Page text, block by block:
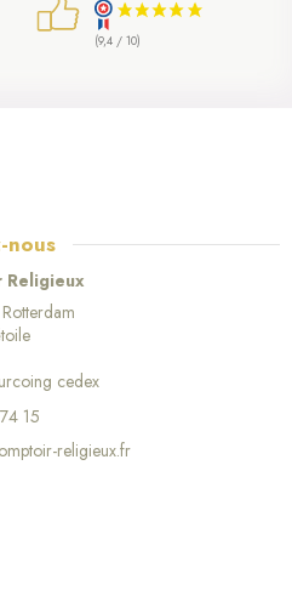
(9,4 / 10)
nous
Religieux
cedex
15
religieux.fr